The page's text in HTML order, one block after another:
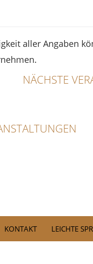
aller Angaben
NÄCHSTE
KONTAKT LEICHTE